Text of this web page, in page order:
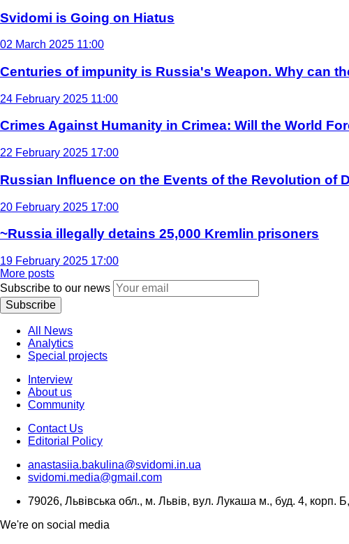
Svidomi is Going on Hiatus
02 March 2025 11:00
Centuries of impunity is Russia's Weapon. Why can
24 February 2025 11:00
Crimes Against Humanity in Crimea: Will the World
22 February 2025 17:00
Russian Influence on the Events of the Revolution of
20 February 2025 17:00
~Russia illegally detains 25,000 Kremlin prisoners
19 February 2025 17:00
More posts
Subscribe to our news
Subscribe
All News
Analytics
Special projects
Interview
About us
Community
Contact Us
Editorial Policy
anastasiia.bakulina@svidomi.in.ua
svidomi.media@gmail.com
79026, Львівська обл., м. Львів, вул. Лукаша м., буд. 4, корп.
We're on social media